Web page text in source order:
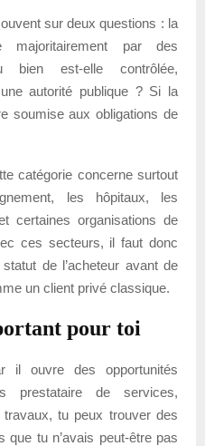
sur deux questions : la
majoritairement par des
bien est-elle contrôlée,
autorité publique ? Si la
soumise aux obligations de
catégorie concerne surtout
les hôpitaux, les
certaines organisations de
ces secteurs, il faut donc
de l’acheteur avant de
un client privé classique.
pour toi
il ouvre des opportunités
prestataire de services,
tu peux trouver des
tu n’avais peut-être pas